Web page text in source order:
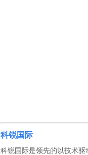
科锐国际
科锐国际是领先的以技术